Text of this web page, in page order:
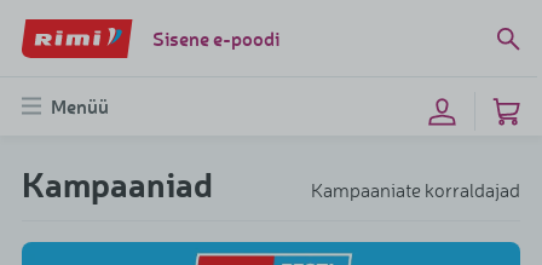
Sisene e-poodi
Menüü
Kampaaniad Kampaaniate korraldajad